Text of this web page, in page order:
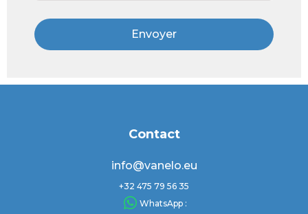
Envoyer
Contact
info@vanelo.eu
+32 475 79 56 35
WhatsApp :